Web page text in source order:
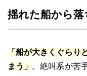
揺れた船から
「船が大きくぐらり
まう」 。絶叫系が苦